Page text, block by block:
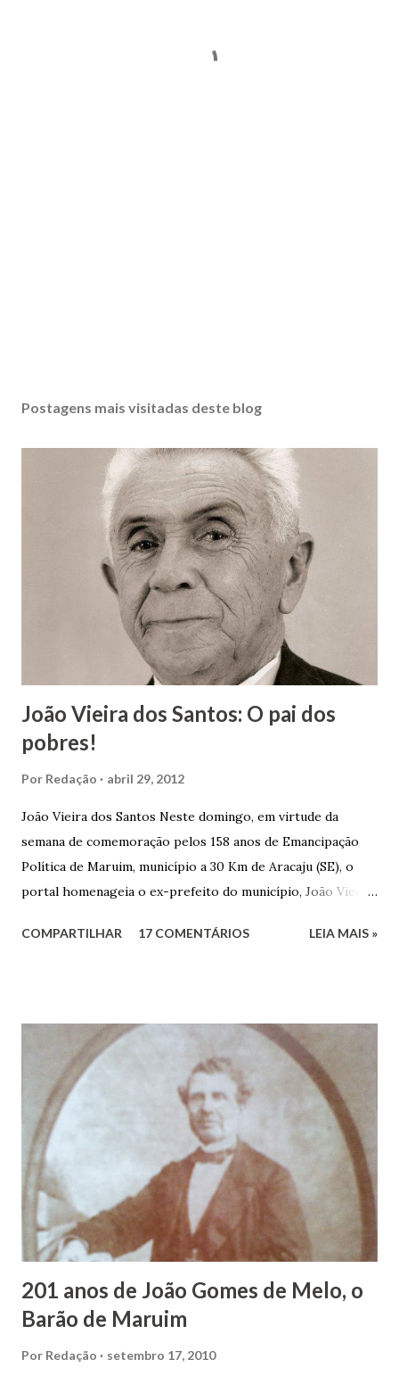
Postagens mais visitadas deste blog
João Vieira dos Santos: O pai dos
pobres!
Por Redação abril 29, 2012
João Vieira dos Santos Neste domingo, em virtude da
semana de comemoração pelos 158 anos de Emancipação
Política de Maruim, município a 30 Km de Aracaju (SE), o
portal homenageia o ex-prefeito do município, João Vieira
Vieira dos Santos e Arlinda Barroso dos Santos, nasceu em
infância pobre, João Vieira não pôde se dedicar aos
estudos, e então passou a colocar o trabalho em primeiro
plano para auxiliar na renda familiar. No comércio foi
garçon, dono de bar, de armarinho e depois de uma
panificação. “Ao contrário de muitos, que renegam suas
raízes e procuram obscurecer seu passado, orgulhava-se
em defender o pão como garçon, tendo incontáveis vezes
que trabalhar copiosamente fora de seu horário normal em
trocas de gorjetas que c...
COMPARTILHAR 17 COMENTÁRIOS LEIA MAIS »
201 anos de João Gomes de Melo, o
Barão de Maruim
Por Redação setembro 17, 2010